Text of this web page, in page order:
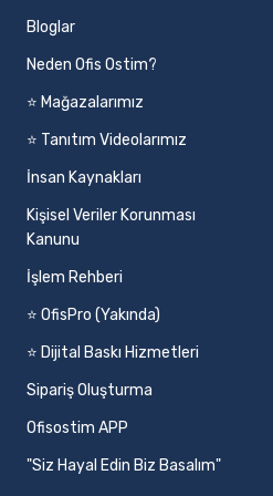
Bloglar
Neden Ofis Ostim?
⭐ Mağazalarımız
⭐ Tanıtım Videolarımız
İnsan Kaynakları
Kişisel Veriler Korunması
Kanunu
İşlem Rehberi
⭐ OfisPro (Yakında)
⭐ Dijital Baskı Hizmetleri
Sipariş Oluşturma
Ofisostim APP
"Siz Hayal Edin Biz Basalım"